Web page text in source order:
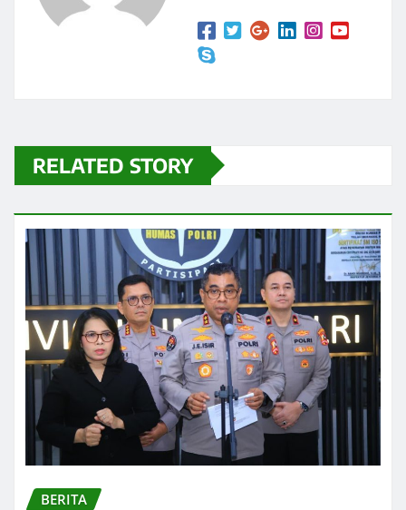
RELATED STORY
BERITA